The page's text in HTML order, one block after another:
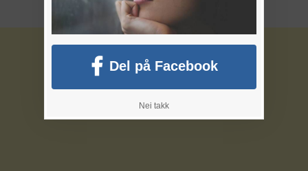
Del på Facebook
Nei takk